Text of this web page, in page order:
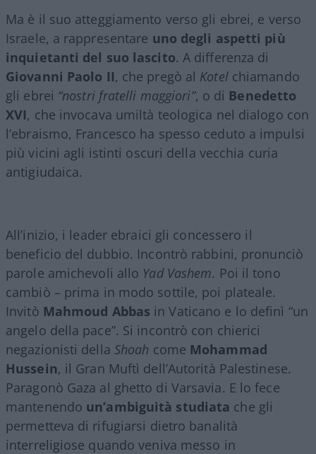
Ma è il suo atteggiamento verso gli ebrei, e verso
Israele, a rappresentare uno degli aspetti più
inquietanti del suo lascito. A differenza di
Giovanni Paolo II, che pregò al Kotelchiamando
gli ebrei “nostri fratelli maggiori”, o di Benedetto
XVI, che invocava umiltà teologica nel dialogo con
l’ebraismo, Francesco ha spesso ceduto a impulsi
più vicini agli istinti oscuri della vecchia curia
antigiudaica.
All’inizio, i leader ebraici gli concessero il
beneficio del dubbio. Incontrò rabbini, pronunciò
parole amichevoli allo Yad Vashem. Poi il tono
cambiò – prima in modo sottile, poi plateale.
Invitò Mahmoud Abbas in Vaticano e lo definì “un
angelo della pace”. Si incontrò con chierici
negazionisti della Shoah come Mohammad
Hussein, il Gran Muftì dell’Autorità Palestinese.
Paragonò Gaza al ghetto di Varsavia. E lo fece
mantenendo un’ambiguità studiata che gli
permetteva di rifugiarsi dietro banalità
interreligiose quando veniva messo in